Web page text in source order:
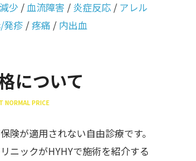
少 /血流障害 / 炎症反応 / アレル
発疹 /疼痛 / 内出血
について
NORMAL PRICE
険が適用されない自由診療です。
ニックがHYHYで施術を紹介する